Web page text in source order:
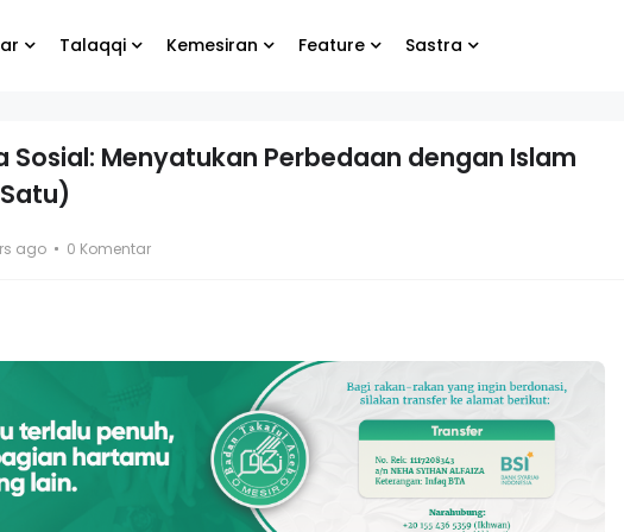
Talaqqi Kemesiran Feature Sastra
Biarlah yang lain
penting kamu tetap
Sosial: Menyatukan Perbedaan dengan Islam
ago 0 Komentar